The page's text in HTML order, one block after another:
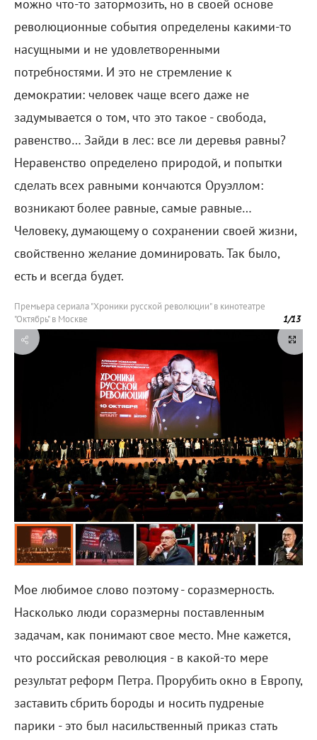
можно что-то затормозить, но в своей основе
революционные события определены какими-то
насущными и не удовлетворенными
потребностями. И это не стремление к
демократии: человек чаще всего даже не
задумывается о том, что это такое - свобода,
равенство… Зайди в лес: все ли деревья равны?
Неравенство определено природой, и попытки
сделать всех равными кончаются Оруэллом:
возникают более равные, самые равные…
Человеку, думающему о сохранении своей жизни,
свойственно желание доминировать. Так было,
есть и всегда будет.
Премьера сериала "Хроники русской революции" в кинотеатре
"Октябрь" в Москве
1/13
Мое любимое слово поэтому - соразмерность.
Насколько люди соразмерны поставленным
задачам, как понимают свое место. Мне кажется,
что российская революция - в какой-то мере
результат реформ Петра. Прорубить окно в Европу,
заставить сбрить бороды и носить пудреные
парики - это был насильственный приказ стать